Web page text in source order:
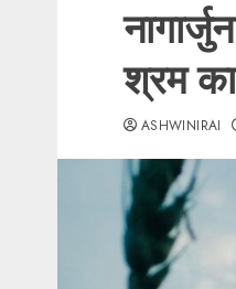
श्रम
ASHWINIRAI